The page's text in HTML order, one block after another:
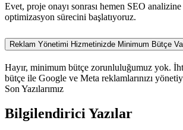
Evet, proje onayı sonrası hemen SEO
optimizasyon sürecini başlatıyoruz.
Reklam Yönetimi Hizmetinizde Minimum Bütçe
Hayır, minimum bütçe zorunluluğumuz yok.
bütçe ile Google ve Meta reklamlarınızı
Son Yazılarımız
Bilgilendirici Yazılar